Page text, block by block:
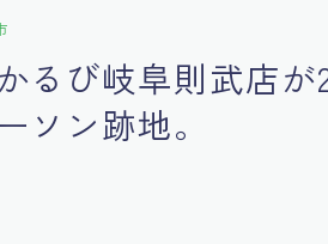
るび岐阜則武店が
ソン跡地。